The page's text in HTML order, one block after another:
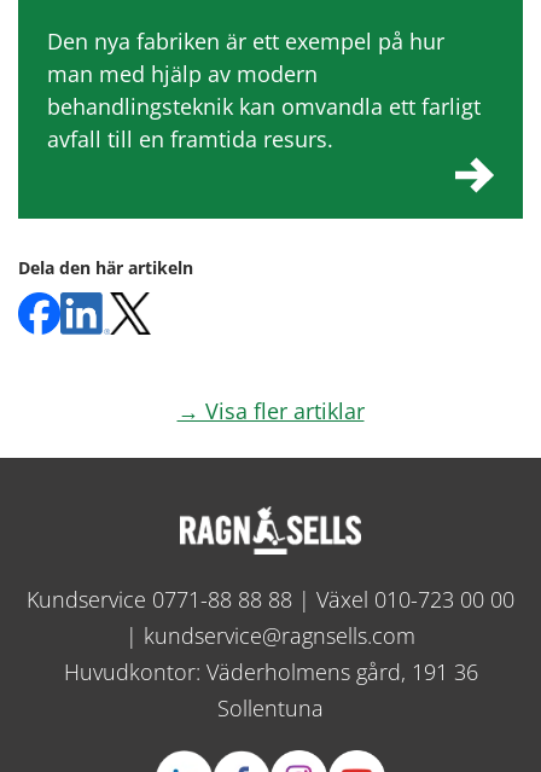
Den nya fabriken är ett exempel på hur
man med hjälp av modern
behandlingsteknik kan omvandla ett farligt
avfall till en framtida resurs.
Dela den här artikeln
→ Visa fler artiklar
Kundservice 0771-88 88 88 | Växel 010-723 00 00
| kundservice@ragnsells.com
Huvudkontor: Väderholmens gård, 191 36
Sollentuna